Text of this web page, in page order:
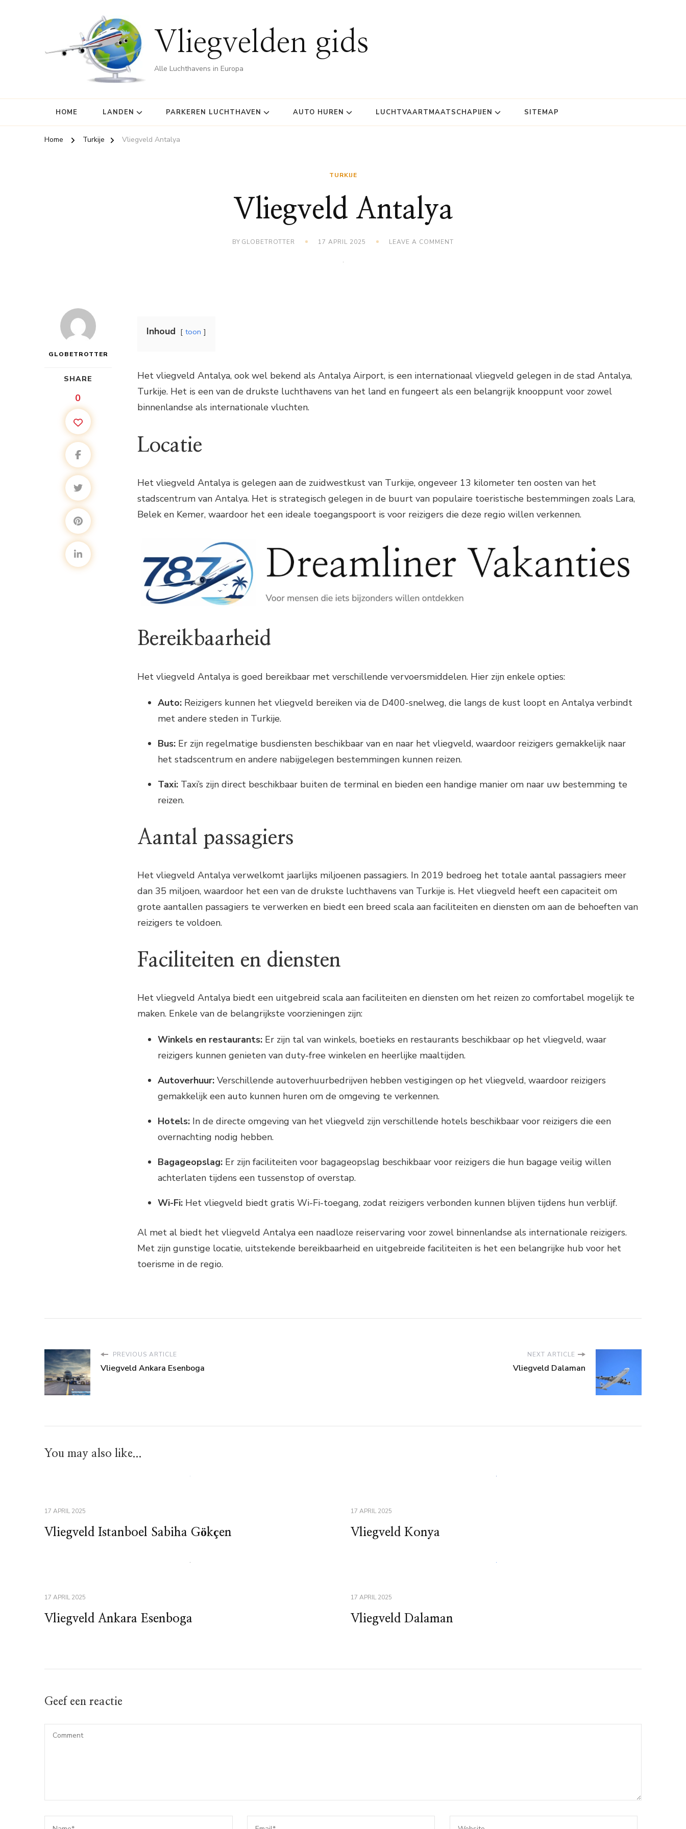
Vliegvelden gids
Alle Luchthavens in Europa
HOME LANDEN PARKEREN LUCHTHAVEN AUTO HUREN LUCHTVAARTMAATSCHAPIJEN SITEMAP
Home Turkije Vliegveld Antalya
TURKIJE
Vliegveld Antalya
BY GLOBETROTTER 17 APRIL 2025 LEAVE A COMMENT
GLOBETROTTER
SHARE
0
Inhoud toon
Het vliegveld Antalya, ook wel bekend als Antalya Airport, is een internationaal vliegveld gelegen in de stad Antalya,
Turkije. Het is een van de drukste luchthavens van het land en fungeert als een belangrijk knooppunt voor zowel
binnenlandse als internationale vluchten.
Locatie
Het vliegveld Antalya is gelegen aan de zuidwestkust van Turkije, ongeveer 13 kilometer ten oosten van het
stadscentrum van Antalya. Het is strategisch gelegen in de buurt van populaire toeristische bestemmingen zoals Lara,
Belek en Kemer, waardoor het een ideale toegangspoort is voor reizigers die deze regio willen verkennen.
Bereikbaarheid
Het vliegveld Antalya is goed bereikbaar met verschillende vervoersmiddelen. Hier zijn enkele opties:
Auto: Reizigers kunnen het vliegveld bereiken via de D400-snelweg, die langs de kust loopt en Antalya verbindt
met andere steden in Turkije.
Bus: Er zijn regelmatige busdiensten beschikbaar van en naar het vliegveld, waardoor reizigers gemakkelijk naar
het stadscentrum en andere nabijgelegen bestemmingen kunnen reizen.
Taxi: Taxi’s zijn direct beschikbaar buiten de terminal en bieden een handige manier om naar uw bestemming te
reizen.
Aantal passagiers
Het vliegveld Antalya verwelkomt jaarlijks miljoenen passagiers. In 2019 bedroeg het totale aantal passagiers meer
dan 35 miljoen, waardoor het een van de drukste luchthavens van Turkije is. Het vliegveld heeft een capaciteit om
grote aantallen passagiers te verwerken en biedt een breed scala aan faciliteiten en diensten om aan de behoeften van
reizigers te voldoen.
Faciliteiten en diensten
Het vliegveld Antalya biedt een uitgebreid scala aan faciliteiten en diensten om het reizen zo comfortabel mogelijk te
maken. Enkele van de belangrijkste voorzieningen zijn:
Winkels en restaurants: Er zijn tal van winkels, boetieks en restaurants beschikbaar op het vliegveld, waar
reizigers kunnen genieten van duty-free winkelen en heerlijke maaltijden.
Autoverhuur: Verschillende autoverhuurbedrijven hebben vestigingen op het vliegveld, waardoor reizigers
gemakkelijk een auto kunnen huren om de omgeving te verkennen.
Hotels: In de directe omgeving van het vliegveld zijn verschillende hotels beschikbaar voor reizigers die een
overnachting nodig hebben.
Bagageopslag: Er zijn faciliteiten voor bagageopslag beschikbaar voor reizigers die hun bagage veilig willen
achterlaten tijdens een tussenstop of overstap.
Wi-Fi: Het vliegveld biedt gratis Wi-Fi-toegang, zodat reizigers verbonden kunnen blijven tijdens hun verblijf.
Al met al biedt het vliegveld Antalya een naadloze reiservaring voor zowel binnenlandse als internationale reizigers.
Met zijn gunstige locatie, uitstekende bereikbaarheid en uitgebreide faciliteiten is het een belangrijke hub voor het
toerisme in de regio.
PREVIOUS ARTICLE
Vliegveld Ankara Esenboga
NEXT ARTICLE
Vliegveld Dalaman
You may also like...
17 APRIL 2025
Vliegveld Istanboel Sabiha Gökçen
17 APRIL 2025
Vliegveld Konya
17 APRIL 2025
Vliegveld Ankara Esenboga
17 APRIL 2025
Vliegveld Dalaman
Geef een reactie